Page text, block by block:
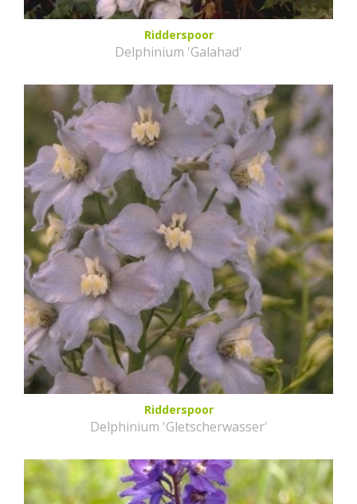
Ridderspoor
Delphinium 'Galahad'
Ridderspoor
Delphinium 'Gletscherwasser'